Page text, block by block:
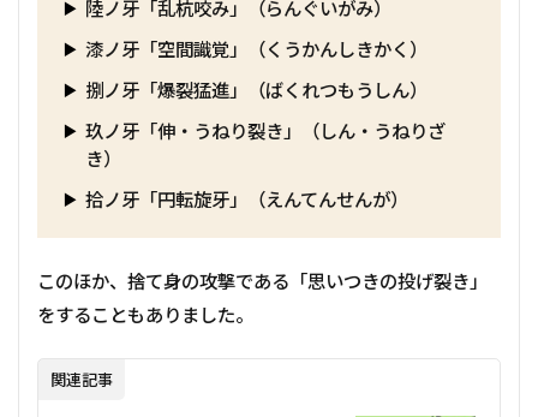
陸ノ牙「乱杭咬み」（らんぐいがみ）
漆ノ牙「空間識覚」（くうかんしきかく）
捌ノ牙「爆裂猛進」（ばくれつもうしん）
玖ノ牙「伸・うねり裂き」（しん・うねりざ
き）
拾ノ牙「円転旋牙」（えんてんせんが）
このほか、捨て身の攻撃である「思いつきの投げ裂き」
をすることもありました。
関連記事